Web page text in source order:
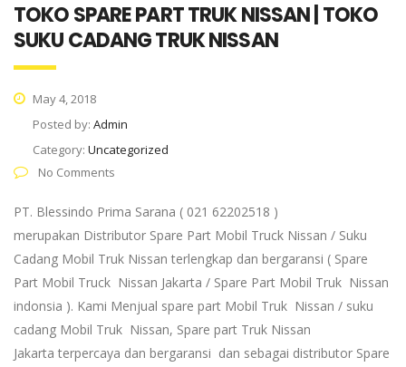
TOKO SPARE PART TRUK NISSAN | TOKO
SUKU CADANG TRUK NISSAN
May 4, 2018
Posted by: Admin
Category: Uncategorized
No Comments
PT. Blessindo Prima Sarana ( 021 62202518 )
merupakan Distributor Spare Part Mobil Truck Nissan / Suku
Cadang Mobil Truk Nissan terlengkap dan bergaransi ( Spare
Part Mobil Truck Nissan Jakarta / Spare Part Mobil Truk Nissan
indonsia ). Kami Menjual spare part Mobil Truk Nissan / suku
cadang Mobil Truk Nissan, Spare part Truk Nissan
Jakarta terpercaya dan bergaransi dan sebagai distributor Spare